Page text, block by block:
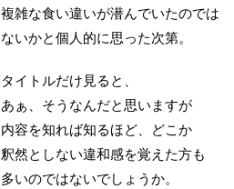
複雑な食い違いが潜んでいたのでは
ないかと個人的に思った次第。
タイトルだけ見ると、
あぁ、そうなんだと思いますが
内容を知れば知るほど、どこか
釈然としない違和感を覚えた方も
多いのではないでしょうか。